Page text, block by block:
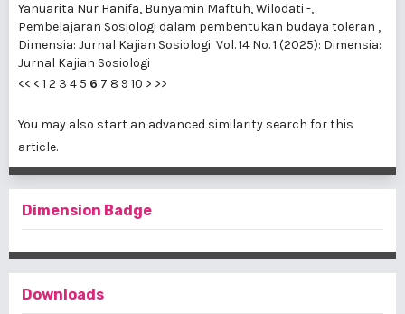
Yanuarita Nur Hanifa, Bunyamin Maftuh, Wilodati -,
Pembelajaran Sosiologi dalam pembentukan budaya toleran ,
Dimensia: Jurnal Kajian Sosiologi: Vol. 14 No. 1 (2025): Dimensia:
Jurnal Kajian Sosiologi
<< < 1 2 3 4 5 6 7 8 9 10 > >>
You may also start an advanced similarity search for this
article.
Dimension Badge
Downloads